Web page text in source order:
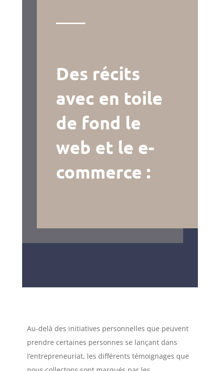
Des récits
avec en toile
de fond le
web et le e-
commerce :
Au-delà des initiatives personnelles que peuvent
prendre certaines personnes se lançant dans
l’entrepreneuriat, les différents témoignages que